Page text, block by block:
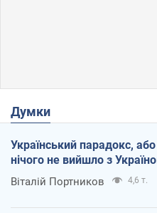
Думки
Український парадокс,
нічого не вийшло з
Віталій Портников 4,6 т.